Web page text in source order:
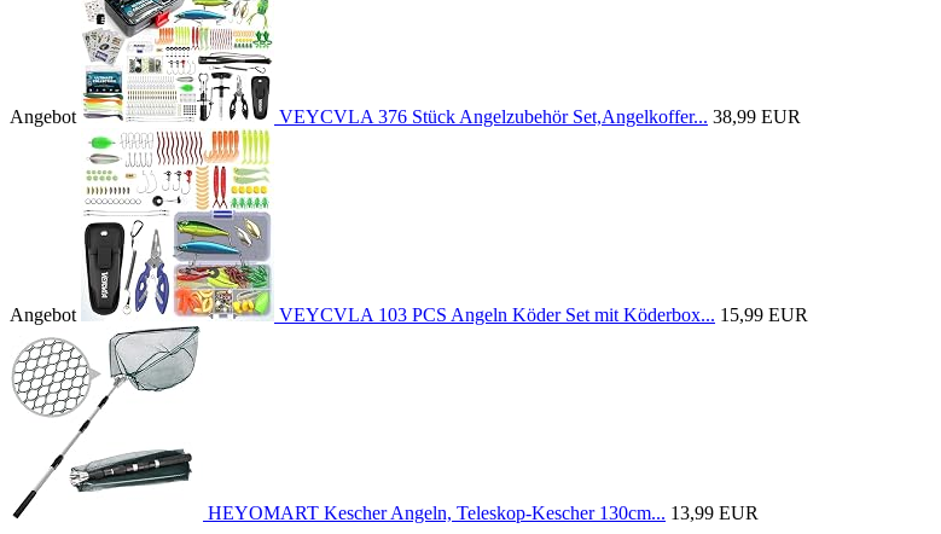
Angebot VEYCVLA 376 Stück Angelzubehör Set,Angelkoffer... 38,99 EUR
Angebot VEYCVLA 103 PCS Angeln Köder Set mit Köderbox... 15,99 EUR
HEYOMART Kescher Angeln, Teleskop-Kescher 130cm... 13,99 EUR